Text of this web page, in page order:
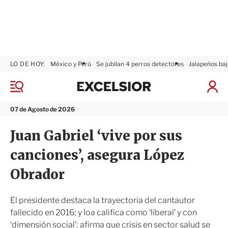
M
n
07 de Agosto de 2026
LO DE HOY: México y Perú Se jubilan 4 perros detectores Jalapeños
I
x
i
r
Juan Gabriel ‘vive por sus
canciones’, asegura López
Obrador
El presidente destaca la trayectoria del cantautor
fallecido en 2016; y loa califica como ‘liberal’ y con
‘dimensión social’; afirma que crisis en sector salud se